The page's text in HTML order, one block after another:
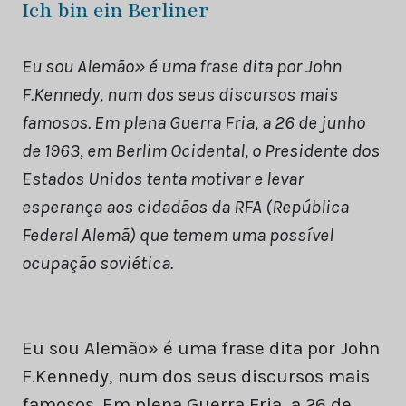
Ich bin ein Berliner
Eu sou Alemão» é uma frase dita por John
F.Kennedy, num dos seus discursos mais
famosos. Em plena Guerra Fria, a 26 de junho
de 1963, em Berlim Ocidental, o Presidente dos
Estados Unidos tenta motivar e levar
esperança aos cidadãos da RFA (República
Federal Alemã) que temem uma possível
ocupação soviética.
Eu sou Alemão» é uma frase dita por John
F.Kennedy, num dos seus discursos mais